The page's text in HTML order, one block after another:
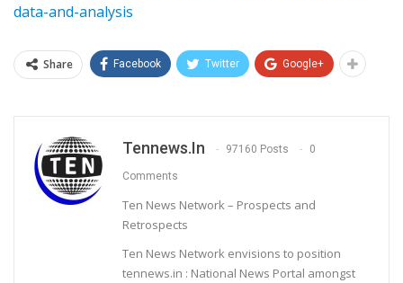
data-and-analysis
Share Facebook Twitter Google+
Tennews.in 97160 Posts 0
Comments
Ten News Network – Prospects and
Retrospects
Ten News Network envisions to position
tennews.in : National News Portal amongst